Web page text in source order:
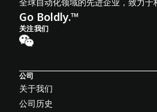
Go Boldly.™
关注我们
公司
关于我们
公司历史